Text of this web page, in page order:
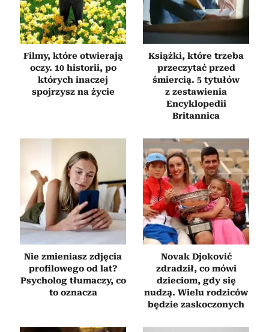
Filmy, które otwierają
oczy. 10 historii, po
których inaczej
spojrzysz na życie
Książki, które trzeba
przeczytać przed
śmiercią. 5 tytułów
z zestawienia
Encyklopedii
Britannica
Nie zmieniasz zdjęcia
profilowego od lat?
Psycholog tłumaczy, co
to oznacza
Novak Djoković
zdradził, co mówi
dzieciom, gdy się
nudzą. Wielu rodziców
będzie zaskoczonych